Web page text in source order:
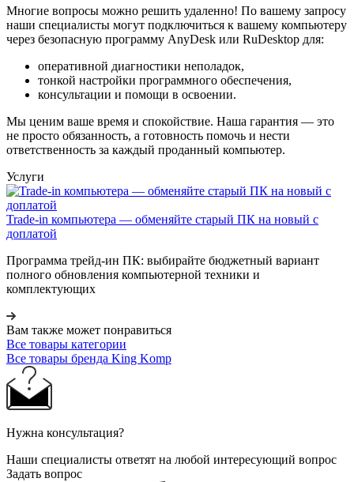
Многие вопросы можно решить удаленно! По вашему запросу
наши специалисты могут подключиться к вашему компьютеру
через безопасную программу AnyDesk или RuDesktop для:
оперативной диагностики неполадок,
тонкой настройки программного обеспечения,
консультации и помощи в освоении.
Мы ценим ваше время и спокойствие. Наша гарантия — это
не просто обязанность, а готовность помочь и нести
ответственность за каждый проданный компьютер.
Услуги
Trade-in компьютера — обменяйте старый ПК на новый с
доплатой
Программа трейд-ин ПК: выбирайте бюджетный вариант
полного обновления компьютерной техники и
комплектующих
Вам также может понравиться
Все товары категории
Все товары бренда King Komp
Нужна консультация?
Наши специалисты ответят на любой интересующий вопрос
Задать вопрос